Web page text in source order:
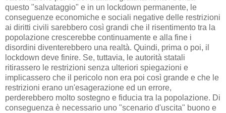
questo "salvataggio" e in un lockdown permanente, le
conseguenze economiche e sociali negative delle restrizioni
ai diritti civili sarebbero così grandi che il risentimento tra la
popolazione crescerebbe continuamente e alla fine i
disordini diventerebbero una realtà. Quindi, prima o poi, il
lockdown deve finire. Se, tuttavia, le autorità statali
ritirassero le restrizioni senza ulteriori spiegazioni e
implicassero che il pericolo non era poi così grande e che le
restrizioni erano un'esagerazione ed un errore,
perderebbero molto sostegno e fiducia tra la popolazione. Di
conseguenza è necessario uno "scenario d'uscita" buono e